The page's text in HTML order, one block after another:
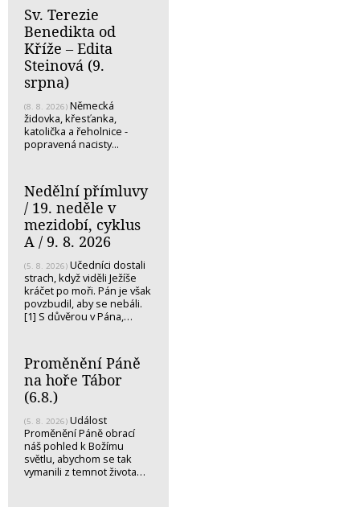
Sv. Terezie
Benedikta od
Kříže – Edita
Steinová (9.
srpna)
(8. 8. 2026) Německá
židovka, křesťanka,
katolička a řeholnice -
popravená nacisty...
Nedělní přímluvy
/ 19. neděle v
mezidobí, cyklus
A / 9. 8. 2026
(5. 8. 2026) Učedníci dostali
strach, když viděli Ježíše
kráčet po moři. Pán je však
povzbudil, aby se nebáli.
[1] S důvěrou v Pána,…
Proměnění Páně
na hoře Tábor
(6.8.)
(5. 8. 2026) Událost
Proměnění Páně obrací
náš pohled k Božímu
světlu, abychom se tak
vymanili z temnot života…